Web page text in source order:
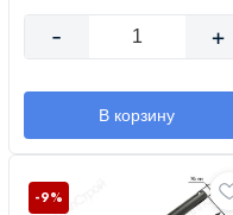
- +
В корзину
-9%